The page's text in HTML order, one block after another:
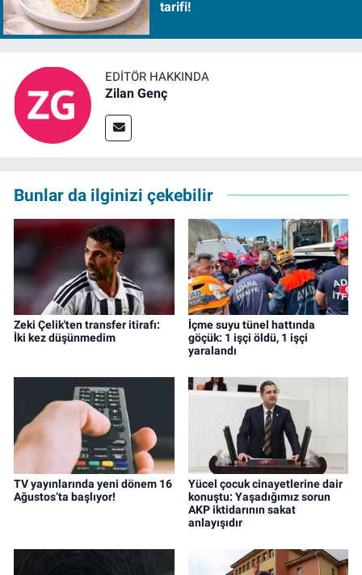
tarifi!
EDITÖR HAKKINDA
Zilan Genç
Bunlar da ilginizi çekebilir
Zeki Çelik'ten transfer itirafı:
İki kez düşünmedim
İçme suyu tünel hattında
göçük: 1 işçi öldü, 1 işçi
yaralandı
TV yayınlarında yeni dönem 16
Ağustos’ta başlıyor!
Yücel çocuk cinayetlerine dair
konuştu: Yaşadığımız sorun
AKP iktidarının sakat
anlayışıdır